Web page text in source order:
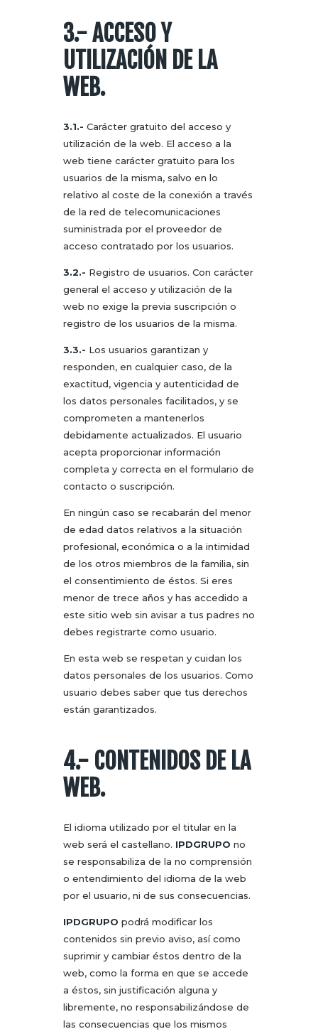
3.- ACCESO Y
UTILIZACIÓN DE LA
WEB.
3.1.- Carácter gratuito del acceso y
utilización de la web. El acceso a la
web tiene carácter gratuito para los
usuarios de la misma, salvo en lo
relativo al coste de la conexión a través
de la red de telecomunicaciones
suministrada por el proveedor de
acceso contratado por los usuarios.
3.2.- Registro de usuarios. Con carácter
general el acceso y utilización de la
web no exige la previa suscripción o
registro de los usuarios de la misma.
3.3.- Los usuarios garantizan y
responden, en cualquier caso, de la
exactitud, vigencia y autenticidad de
los datos personales facilitados, y se
comprometen a mantenerlos
debidamente actualizados. El usuario
acepta proporcionar información
completa y correcta en el formulario de
contacto o suscripción.
En ningún caso se recabarán del menor
de edad datos relativos a la situación
profesional, económica o a la intimidad
de los otros miembros de la familia, sin
el consentimiento de éstos. Si eres
menor de trece años y has accedido a
este sitio web sin avisar a tus padres no
debes registrarte como usuario.
En esta web se respetan y cuidan los
datos personales de los usuarios. Como
usuario debes saber que tus derechos
están garantizados.
4.- CONTENIDOS DE LA
WEB.
El idioma utilizado por el titular en la
web será el castellano. IPDGRUPO no
se responsabiliza de la no comprensión
o entendimiento del idioma de la web
por el usuario, ni de sus consecuencias.
IPDGRUPO podrá modificar los
contenidos sin previo aviso, así como
suprimir y cambiar éstos dentro de la
web, como la forma en que se accede
a éstos, sin justificación alguna y
libremente, no responsabilizándose de
las consecuencias que los mismos